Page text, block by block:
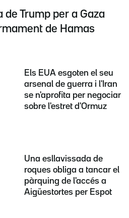
de Trump per a Gaza
de Hamas
Els EUA esgoten el seu
arsenal de guerra i l'Iran
se n'aprofita per negociar
sobre l'estret d'Ormuz
Una esllavissada de
roques obliga a tancar el
pàrquing de l'accés a
Aigüestortes per Espot